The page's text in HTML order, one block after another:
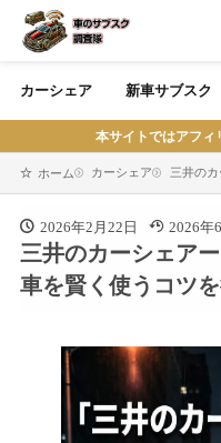
カーシェア 新車サブスク
本サイトではアフィ
ホーム カーシェア 三井の
2026年2月22日 2026年
三井のカーシェア
車を賢く使うコツ